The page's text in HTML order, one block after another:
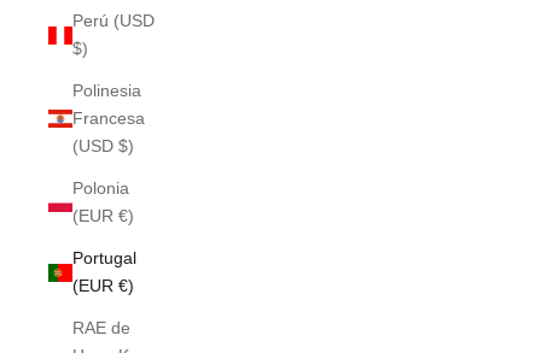
Perú (USD
$)
Polinesia
Francesa
(USD $)
Polonia
(EUR €)
Portugal
(EUR €)
RAE de